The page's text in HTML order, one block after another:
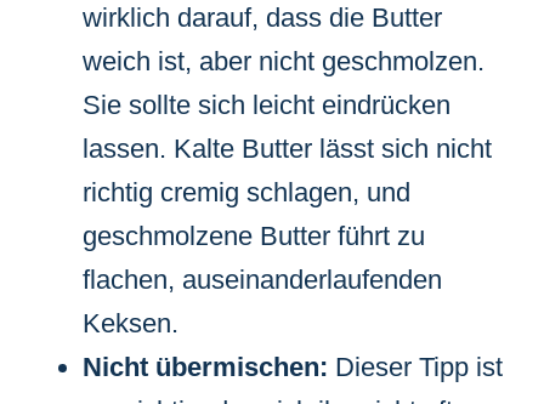
wirklich darauf, dass die Butter
weich ist, aber nicht geschmolzen.
Sie sollte sich leicht eindrücken
lassen. Kalte Butter lässt sich nicht
richtig cremig schlagen, und
geschmolzene Butter führt zu
flachen, auseinanderlaufenden
Keksen.
Nicht übermischen: Dieser Tipp ist